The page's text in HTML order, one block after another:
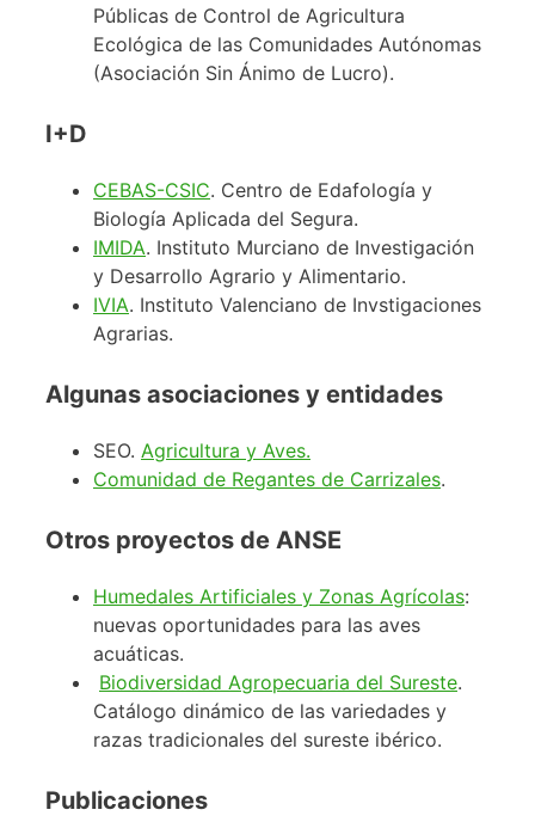
Públicas de Control de Agricultura
Ecológica de las Comunidades Autónomas
(Asociación Sin Ánimo de Lucro).
I+D
CEBAS-CSIC. Centro de Edafología y
Biología Aplicada del Segura.
IMIDA. Instituto Murciano de Investigación
y Desarrollo Agrario y Alimentario.
IVIA. Instituto Valenciano de Invstigaciones
Agrarias.
Algunas asociaciones y entidades
SEO. Agricultura y Aves.
Comunidad de Regantes de Carrizales.
Otros proyectos de ANSE
Humedales Artificiales y Zonas Agrícolas:
nuevas oportunidades para las aves
acuáticas.
Biodiversidad Agropecuaria del Sureste.
Catálogo dinámico de las variedades y
razas tradicionales del sureste ibérico.
Publicaciones